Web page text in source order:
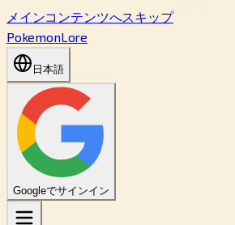
メインコンテンツへスキップ
PokemonLore
日本語
Googleでサインイン